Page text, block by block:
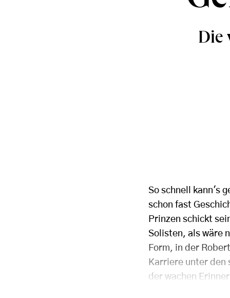
Die
So schnell kann's
schon fast
Prinzen schickt
Solisten, als wäre
Form, in der
Karriere unter den
der wachen